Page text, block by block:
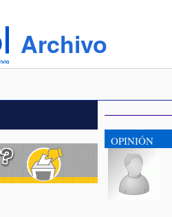
Archivo
OPINIÓN